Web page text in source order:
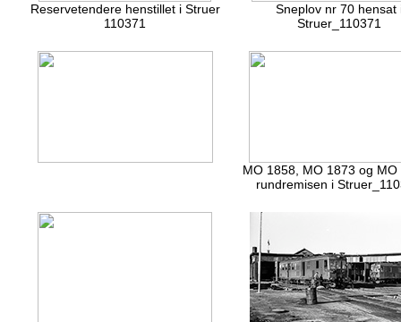
Reservetendere henstillet i Struer
110371
Sneplov nr 70 hensat
Struer_110371
MO 1858, MO 1873 og MO
rundremisen i